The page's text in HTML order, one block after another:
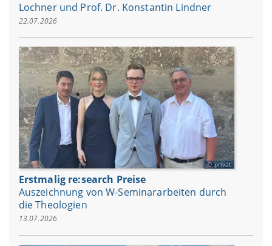
Lochner und Prof. Dr. Konstantin Lindner
22.07.2026
privat
Erstmalig re:search Preise
Auszeichnung von W-Seminararbeiten durch
die Theologien
13.07.2026